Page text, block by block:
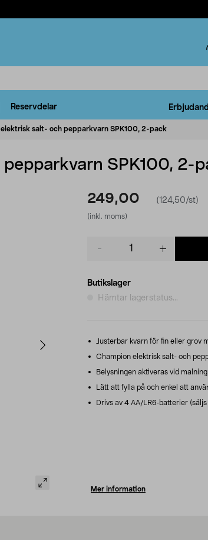
Reservdelar
elektrisk salt- och pepparkvarn SPK100, 2-pack
SPK100, 2-
249,00 (124,50/st)
(inkl. moms)
Butikslager
Hämtar lagerstatus...
Justerbar kvarn för fin eller grov
Champion elektrisk salt- och
Belysningen aktiveras vid
Lätt att fylla på och enkel att
Drivs av 4 AA/LR6-batterier
Mer information